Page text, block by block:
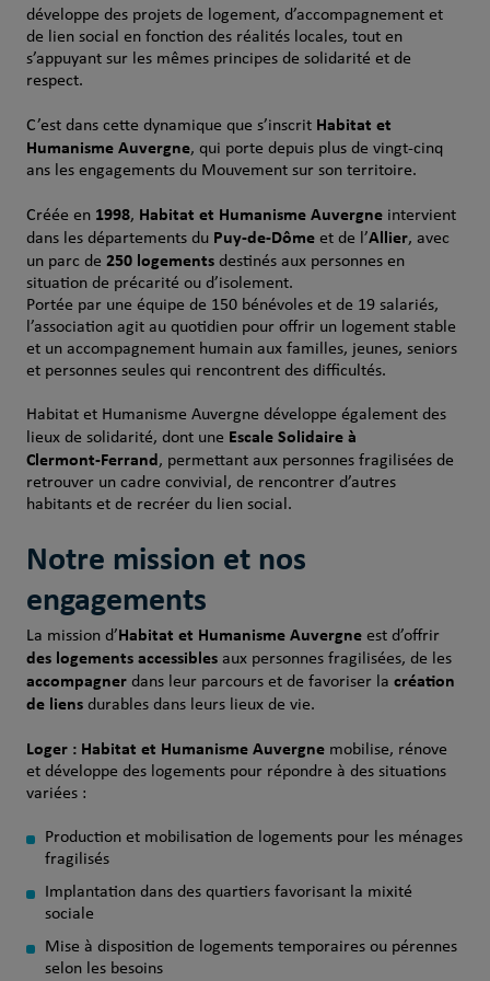
développe des projets de logement, d’accompagnement et
de lien social en fonction des réalités locales, tout en
s’appuyant sur les mêmes principes de solidarité et de
respect.
C’est dans cette dynamique que s’inscrit Habitat et
Humanisme Auvergne, qui porte depuis plus de vingt‑cinq
ans les engagements du Mouvement sur son territoire.
Créée en 1998, Habitat et Humanisme Auvergneintervient
dans les départements du Puy‑de‑Dômeet de l’Allier, avec
un parc de 250 logementsdestinés aux personnes en
situation de précarité ou d’isolement.
Portée par une équipe de 150 bénévoles et de 19 salariés,
l’association agit au quotidien pour offrir un logement stable
et un accompagnement humain aux familles, jeunes, seniors
et personnes seules qui rencontrent des difficultés.
Habitat et Humanisme Auvergne développe également des
lieux de solidarité, dont une Escale Solidaire à
Clermont‑Ferrand, permettant aux personnes fragilisées de
retrouver un cadre convivial, de rencontrer d’autres
habitants et de recréer du lien social.
Notre mission et nos
engagements
La mission d’Habitat et Humanisme Auvergne est d’offrir
des logements accessiblesaux personnes fragilisées, de les
accompagnerdans leur parcours et de favoriser la création
de liensdurables dans leurs lieux de vie.
Loger : Habitat et Humanisme Auvergnemobilise, rénove
et développe des logements pour répondre à des situations
variées :
Production et mobilisation de logements pour les ménages
fragilisés
Implantation dans des quartiers favorisant la mixité
sociale
Mise à disposition de logements temporaires ou pérennes
selon les besoins